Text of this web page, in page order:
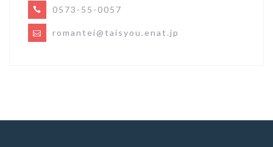
0573-55-0057
romantei@taisyou.enat.jp